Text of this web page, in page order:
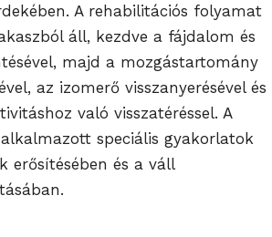
A rehabilitációs folyamat
áll, kezdve a fájdalom és
majd a mozgástartomány
az izomerő visszanyerésével és
való visszatéréssel. A
speciális gyakorlatok
erősítésében és a váll